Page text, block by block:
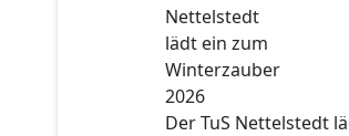
Der TuS Nettelstedt